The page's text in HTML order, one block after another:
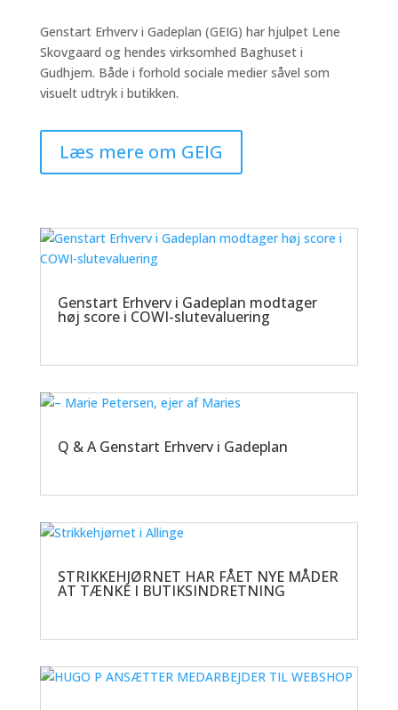
Genstart Erhverv i Gadeplan (GEIG) har hjulpet Lene
Skovgaard og hendes virksomhed Baghuset i
Gudhjem. Både i forhold sociale medier såvel som
visuelt udtryk i butikken.
Læs mere om GEIG
Genstart Erhverv i Gadeplan modtager
høj score i COWI-slutevaluering
Q & A Genstart Erhverv i Gadeplan
STRIKKEHJØRNET HAR FÅET NYE MÅDER
AT TÆNKE I BUTIKSINDRETNING